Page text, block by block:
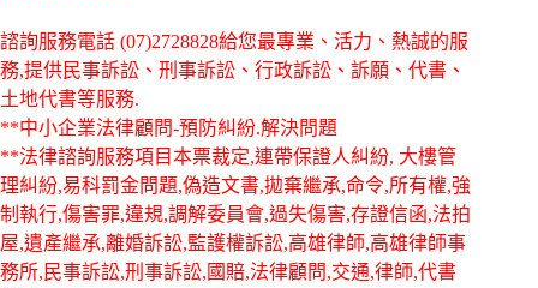
諮詢服務電話 (07)2728828給您最專業、活力、熱誠的服
務,提供民事訴訟、刑事訴訟、行政訴訟、訴願、代書、
土地代書等服務.
**中小企業法律顧問-預防糾紛.解決問題
**法律諮詢服務項目本票裁定,連帶保證人糾紛, 大樓管
理糾紛,易科罰金問題,偽造文書,拋棄繼承,命令,所有權,強
制執行,傷害罪,違規,調解委員會,過失傷害,存證信函,法拍
屋,遺產繼承,離婚訴訟,監護權訴訟,高雄律師,高雄律師事
務所,民事訴訟,刑事訴訟,國賠,法律顧問,交通,律師,代書